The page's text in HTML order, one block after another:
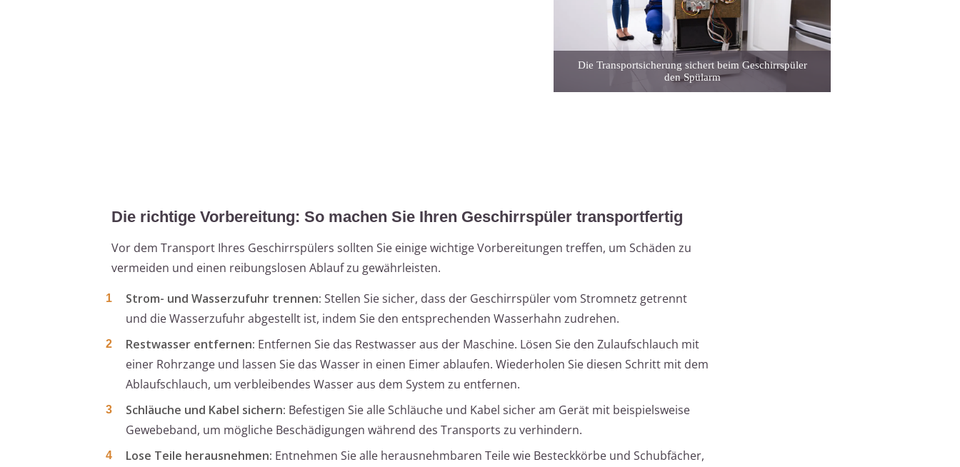
Die Transportsicherung sichert beim Geschirrspüler
den Spülarm
Die richtige Vorbereitung: So machen Sie Ihren Geschirrspüler transportfertig
Vor dem Transport Ihres Geschirrspülers sollten Sie einige wichtige Vorbereitungen treffen, um Schäden zu
vermeiden und einen reibungslosen Ablauf zu gewährleisten.
Strom- und Wasserzufuhr trennen: Stellen Sie sicher, dass der Geschirrspüler vom Stromnetz getrennt
und die Wasserzufuhr abgestellt ist, indem Sie den entsprechenden Wasserhahn zudrehen.
Restwasser entfernen: Entfernen Sie das Restwasser aus der Maschine. Lösen Sie den Zulaufschlauch mit
einer Rohrzange und lassen Sie das Wasser in einen Eimer ablaufen. Wiederholen Sie diesen Schritt mit dem
Ablaufschlauch, um verbleibendes Wasser aus dem System zu entfernen.
Schläuche und Kabel sichern: Befestigen Sie alle Schläuche und Kabel sicher am Gerät mit beispielsweise
Gewebeband, um mögliche Beschädigungen während des Transports zu verhindern.
Lose Teile herausnehmen: Entnehmen Sie alle herausnehmbaren Teile wie Besteckkörbe und Schubfächer,